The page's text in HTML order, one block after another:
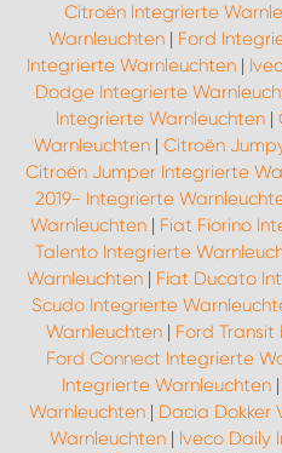
Citroën Integrierte
Warnleuchten| Ford
Integrierte Warnleuchten|
Dodge Integrierte
Integrierte Warnleuchten|
Warnleuchten| Citroën
Citroën Jumper Integrierte
2019- Integrierte
Warnleuchten | Fiat Fiorino
Talento Integrierte
Warnleuchten| Fiat Ducato
Scudo Integrierte
Warnleuchten| Ford
Ford Connect Integrierte
Integrierte Warnleuchten|
Warnleuchten | Dacia Dokker
Warnleuchten| Iveco Daily